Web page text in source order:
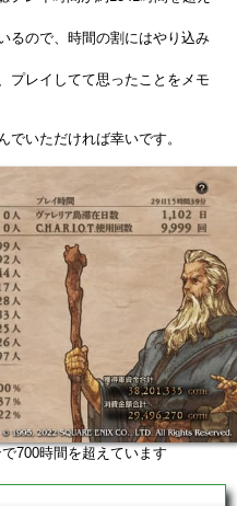
るので、時間の割にはやり込み
プレイしてて思ったことをメモ
いただければ幸いです。
700時間を超えています